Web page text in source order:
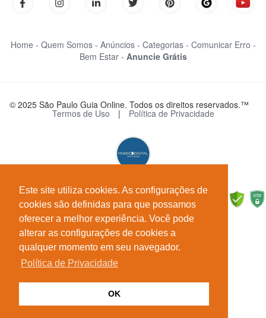
Este site utiliza cookies. As configurações de
cookies são definidas para que possamos
oferecer a melhor experiência. Você pode
alterar as configurações de cookies a
qualquer momento em seu navegador.
Política de Privacidade
OK
Home - Quem Somos - Anúncios - Categorias - Comunicar Erro -
Bem Estar - Anuncie Grátis
© 2025 São Paulo Guia Online. Todos os direitos reservados.™
Termos de Uso | Política de Privacidade